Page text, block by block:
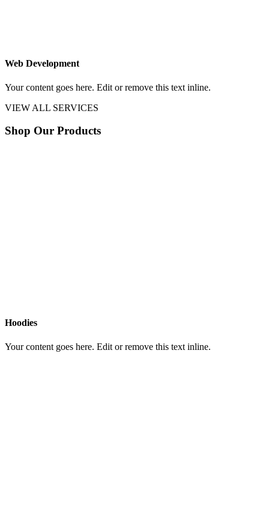
Web Development
Your content goes here. Edit or remove this text inline.
VIEW ALL SERVICES
Shop Our Products
Hoodies
Your content goes here. Edit or remove this text inline.